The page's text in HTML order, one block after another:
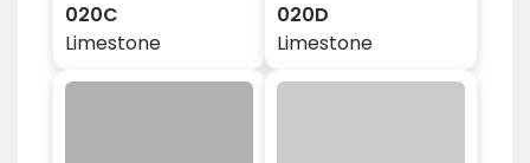
020C
Limestone
020D
Limestone